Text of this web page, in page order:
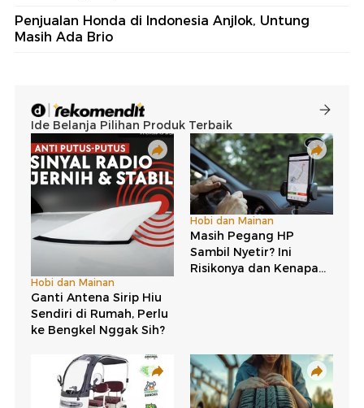
Penjualan Honda di Indonesia Anjlok, Untung
Masih Ada Brio